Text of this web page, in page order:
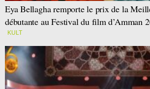
Eya Bellagha remporte le prix de la
débutante au Festival du film d’Amman
KULT